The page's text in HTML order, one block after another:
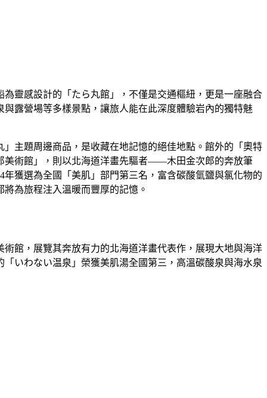
靈感設計的「たら丸館」，不僅是交通樞紐，更是一座融合
露營場等多樣景點，讓旅人能在此深度體驗岩內的獨特魅
主題周邊商品，是收藏在地記憶的絕佳地點。館外的「奧特
美術館」，則以北海道洋畫先驅者——木田金次郎的奔放筆
獲選為全國「美肌」部門第三名，富含碳酸氫鹽與氯化物的
為旅程注入溫暖而豐厚的記憶。
館，展覽其奔放有力的北海道洋畫代表作，展現大地與海洋
いわない温泉」榮獲美肌湯全國第三，高溫碳酸泉與海水泉